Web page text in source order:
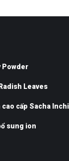
Powder
Leaves
cao cấp Sacha Inchi
sung ion